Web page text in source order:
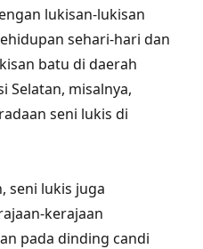
lukisan-lukisan
sehari-hari dan
batu di daerah
Selatan, misalnya,
seni lukis di
seni lukis juga
kerajaan
pada dinding candi